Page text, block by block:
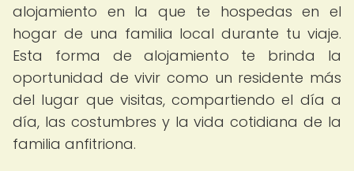
alojamiento en la que te hospedas en el
hogar de una familia local durante tu viaje.
Esta forma de alojamiento te brinda la
oportunidad de vivir como un residente más
del lugar que visitas, compartiendo el día a
día, las costumbres y la vida cotidiana de la
familia anfitriona.